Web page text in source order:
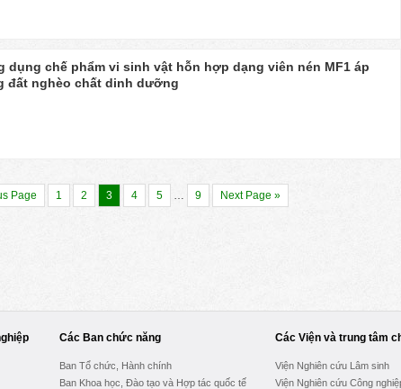
dụng chế phẩm vi sinh vật hỗn hợp dạng viên nén MF1 áp
đất nghèo chất dinh dưỡng
Page 1 2 3 4 5 … 9 Next Page »
Các Ban chức năng
Ban Tổ chức, Hành chính
Ban Khoa học, Đào tạo và Hợp tác quốc tế
Các Viện và trung tâm
Viện Nghiên cứu Lâm sinh
Viện Nghiên cứu Công